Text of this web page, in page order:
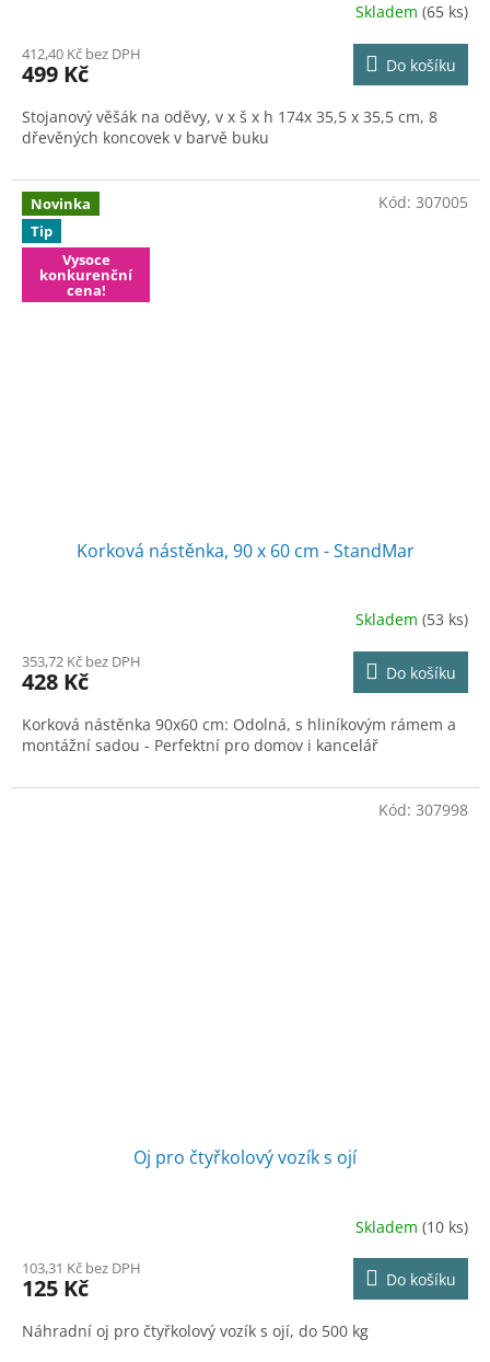
Skladem (65 ks)
412,40 Kč bez DPH
499 Kč Do košíku
Stojanový věšák na oděvy, v x š x h 174x 35,5 x 35,5 cm, 8
dřevěných koncovek v barvě buku
Novinka
Tip
Vysoce
konkurenční
cena!
Korková nástěnka, 90 x 60 cm - StandMar
Skladem (53 ks)
353,72 Kč bez DPH
428 Kč Do košíku
Korková nástěnka 90x60 cm: Odolná, s hliníkovým rámem a
montážní sadou - Perfektní pro domov i kancelář
Kód: 307005
Oj pro čtyřkolový vozík s ojí
Skladem (10 ks)
103,31 Kč bez DPH
125 Kč Do košíku
Náhradní oj pro čtyřkolový vozík s ojí, do 500 kg
Kód: 307998